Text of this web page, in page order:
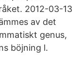
2012-03-13
av det
genus,
böjning l.